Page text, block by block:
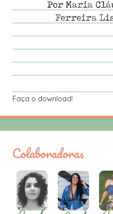
Faça o download!
Colaboradoras